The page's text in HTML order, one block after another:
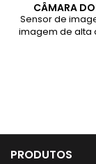
CÂMARA
Sensor de
imagem de alta
20 fps e
PRODUTOS